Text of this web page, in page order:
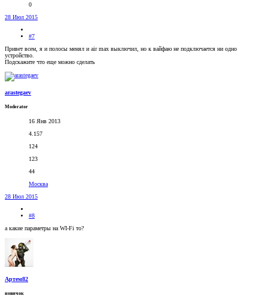
0
28 Июл 2015
#7
Привет всем, я и полосы менял и air max выключил, но к вайфаю не подключается ни одно
устройство.
Подскажите что еще можно сделать
arastegaev
Moderator
16 Янв 2013
4.157
124
123
44
Москва
28 Июл 2015
#8
а какие параметры на WI-Fi то?
Артем82
новичок